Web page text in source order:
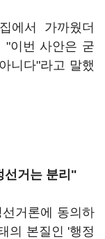
에서 가까웠더
"이번 사안은 굳
니다"라고 말했
선거는 분리"
거론에 동의하
의 본질인 '행정